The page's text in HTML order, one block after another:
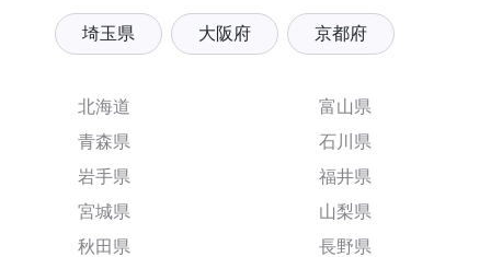
埼玉県 大阪府 京都府
北海道
青森県
岩手県
宮城県
秋田県
富山県
石川県
福井県
山梨県
長野県